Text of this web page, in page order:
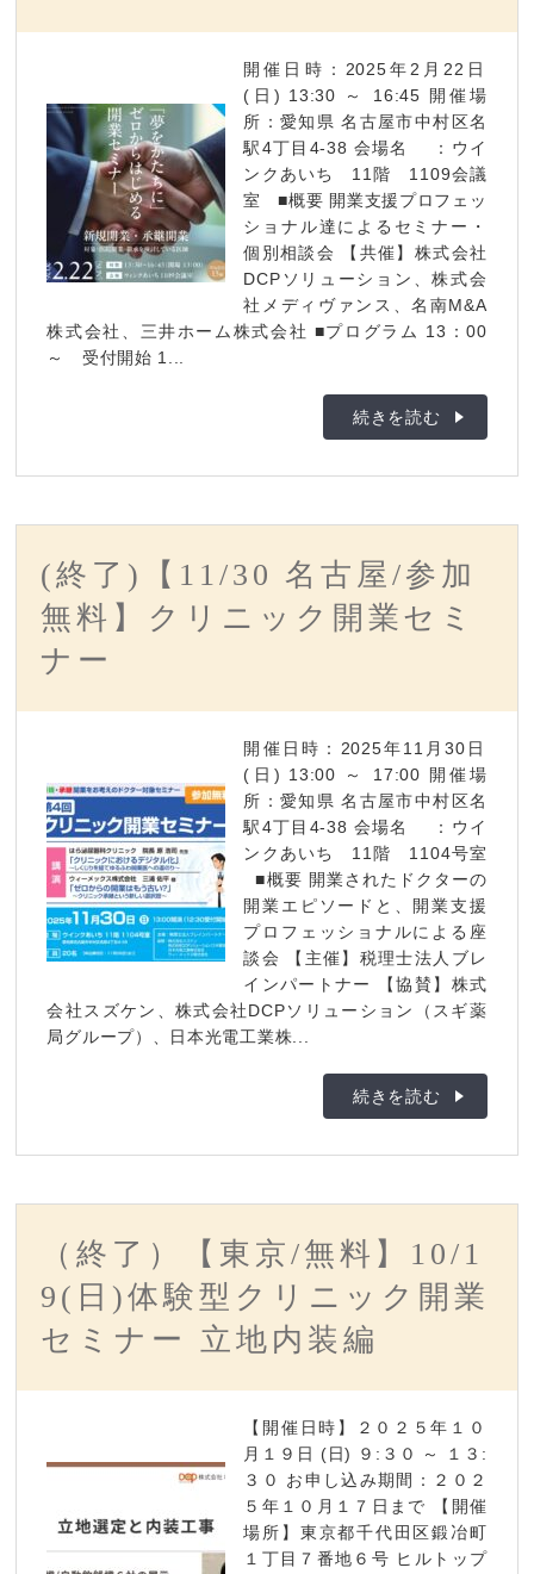
開催日時：2025年2月22日
(日) 13:30 ～ 16:45 開催場
所：愛知県 名古屋市中村区名
駅4丁目4-38 会場名 ：ウイ
ンクあいち 11階 1109会議
室 ■概要 開業支援プロフェッ
ショナル達によるセミナー・
個別相談会 【共催】株式会社
DCPソリューション、株式会
社メディヴァンス、名南M&A
株式会社、三井ホーム株式会社 ■プログラム 13：00
～ 受付開始 1...
続きを読む
(終了)【11/30 名古屋/参加
無料】クリニック開業セミ
ナー
開催日時：2025年11月30日
(日) 13:00 ～ 17:00 開催場
所：愛知県 名古屋市中村区名
駅4丁目4-38 会場名 ：ウイ
ンクあいち 11階 1104号室
■概要 開業されたドクターの
開業エピソードと、開業支援
プロフェッショナルによる座
談会 【主催】税理士法人ブレ
インパートナー 【協賛】株式
会社スズケン、株式会社DCPソリューション（スギ薬
局グループ）、日本光電工業株...
続きを読む
（終了）【東京/無料】10/1
9(日)体験型クリニック開業
セミナー 立地内装編
【開催日時】２０２５年１０
月１９日 (日) ９:３０ ～ １３:
３０ お申し込み期間：２０２
５年１０月１７日まで 【開催
場所】東京都千代田区鍛冶町
１丁目７番地６号 ヒルトップ